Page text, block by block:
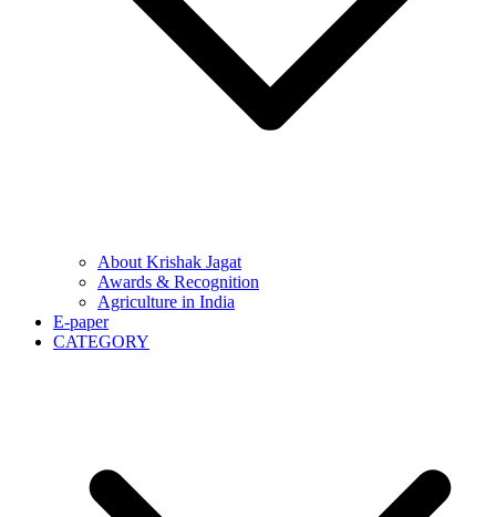
About Krishak Jagat
Awards & Recognition
Agriculture in India
E-paper
CATEGORY